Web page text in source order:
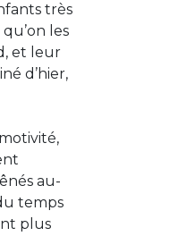
très
les
et leur
d’hier,
au-
temps
plus